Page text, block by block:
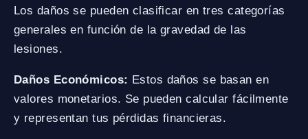
Los daños se pueden clasificar en tres categorías
generales en función de la gravedad de las
lesiones.
Daños Económicos: Estos daños se basan en
valores monetarios. Se pueden calcular fácilmente
y representan tus pérdidas financieras.